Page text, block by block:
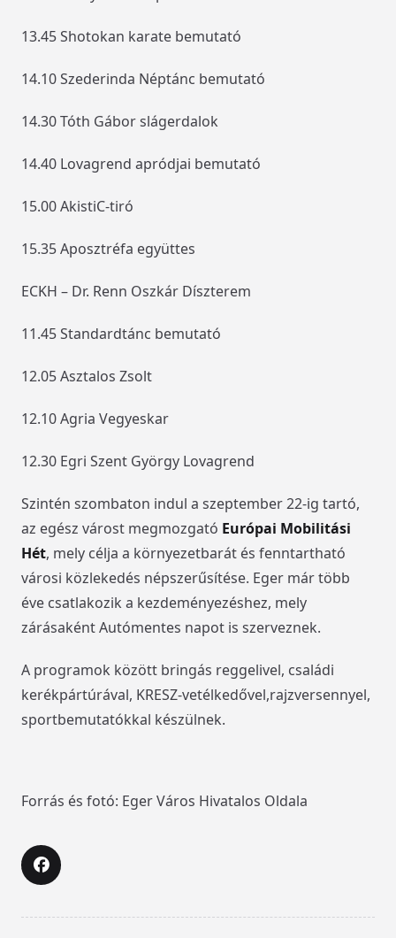
13.45 Shotokan karate bemutató
14.10 Szederinda Néptánc bemutató
14.30 Tóth Gábor slágerdalok
14.40 Lovagrend apródjai bemutató
15.00 AkistiC-tiró
15.35 Aposztréfa együttes
ECKH – Dr. Renn Oszkár Díszterem
11.45 Standardtánc bemutató
12.05 Asztalos Zsolt
12.10 Agria Vegyeskar
12.30 Egri Szent György Lovagrend
Szintén szombaton indul a szeptember 22-ig tartó,
az egész várost megmozgató Európai Mobilitási
Hét, mely célja a környezetbarát és fenntartható
városi közlekedés népszerűsítése. Eger már több
éve csatlakozik a kezdeményezéshez, mely
zárásaként Autómentes napot is szerveznek.
A programok között bringás reggelivel, családi
kerékpártúrával, KRESZ-vetélkedővel,rajzversennyel,
sportbemutatókkal készülnek.
Forrás és fotó: Eger Város Hivatalos Oldala